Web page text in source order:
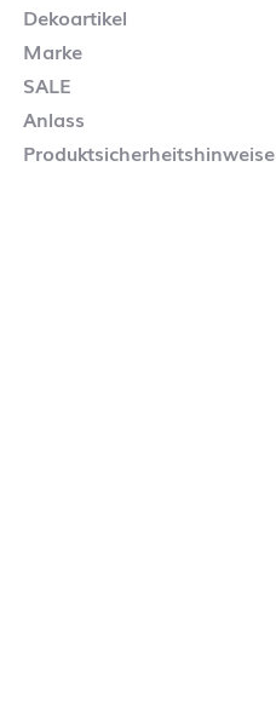
Dekoartikel
Marke
SALE
Anlass
Produktsicherheitshinweise